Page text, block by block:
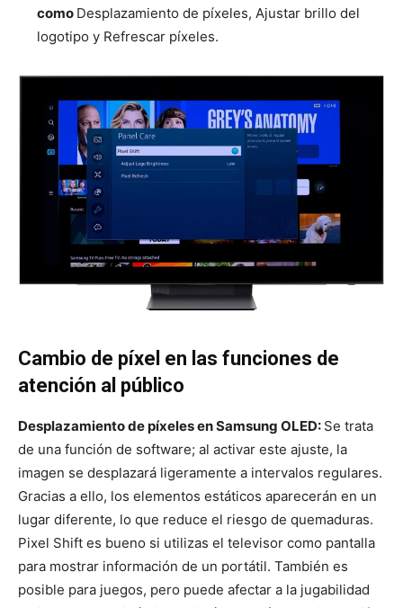
como Desplazamiento de píxeles, Ajustar brillo del
logotipo y Refrescar píxeles.
Cambio de píxel en las funciones de
atención al público
Desplazamiento de píxeles en Samsung OLED: Se trata
de una función de software; al activar este ajuste, la
imagen se desplazará ligeramente a intervalos regulares.
Gracias a ello, los elementos estáticos aparecerán en un
lugar diferente, lo que reduce el riesgo de quemaduras.
Pixel Shift es bueno si utilizas el televisor como pantalla
para mostrar información de un portátil. También es
posible para juegos, pero puede afectar a la jugabilidad